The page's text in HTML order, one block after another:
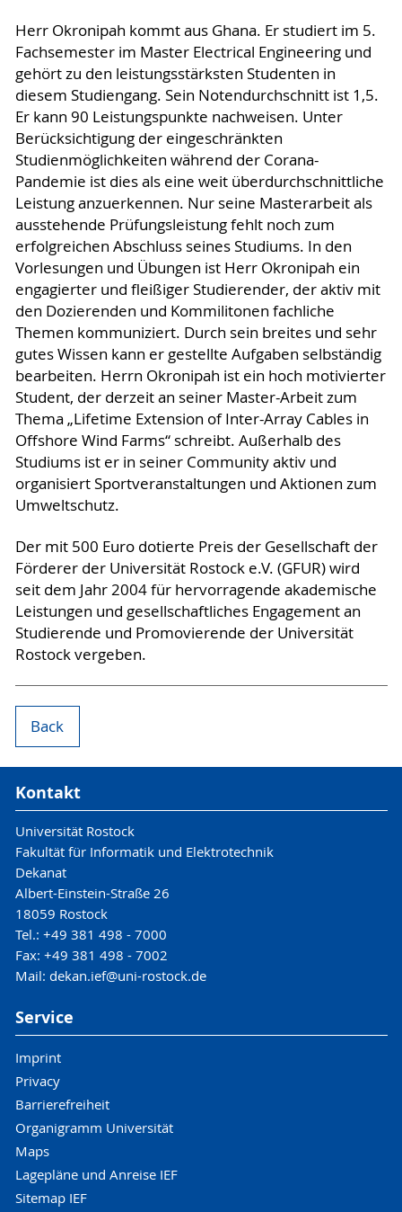
Herr Okronipah kommt aus Ghana. Er studiert im 5.
Fachsemester im Master Electrical Engineering und
gehört zu den leistungsstärksten Studenten in
diesem Studiengang. Sein Notendurchschnitt ist 1,5.
Er kann 90 Leistungspunkte nachweisen. Unter
Berücksichtigung der eingeschränkten
Studienmöglichkeiten während der Corana-
Pandemie ist dies als eine weit überdurchschnittliche
Leistung anzuerkennen. Nur seine Masterarbeit als
ausstehende Prüfungsleistung fehlt noch zum
erfolgreichen Abschluss seines Studiums. In den
Vorlesungen und Übungen ist Herr Okronipah ein
engagierter und fleißiger Studierender, der aktiv mit
den Dozierenden und Kommilitonen fachliche
Themen kommuniziert. Durch sein breites und sehr
gutes Wissen kann er gestellte Aufgaben selbständig
bearbeiten. Herrn Okronipah ist ein hoch motivierter
Student, der derzeit an seiner Master-Arbeit zum
Thema „Lifetime Extension of Inter-Array Cables in
Offshore Wind Farms“ schreibt. Außerhalb des
Studiums ist er in seiner Community aktiv und
organisiert Sportveranstaltungen und Aktionen zum
Umweltschutz.
Der mit 500 Euro dotierte Preis der Gesellschaft der
Förderer der Universität Rostock e.V. (GFUR) wird
seit dem Jahr 2004 für hervorragende akademische
Leistungen und gesellschaftliches Engagement an
Studierende und Promovierende der Universität
Rostock vergeben.
Back
Kontakt
Universität Rostock
Fakultät für Informatik und Elektrotechnik
Dekanat
Albert-Einstein-Straße 26
18059 Rostock
Tel.: +49 381 498 - 7000
Fax: +49 381 498 - 7002
Mail: dekan.ief@uni-rostock.de
Service
Imprint
Privacy
Barrierefreiheit
Organigramm Universität
Maps
Lagepläne und Anreise IEF
Sitemap IEF